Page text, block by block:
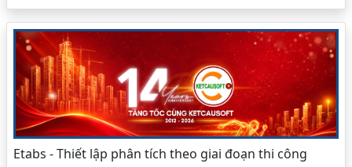
Etabs - Thiết lập phân tích theo giai đoạn thi công